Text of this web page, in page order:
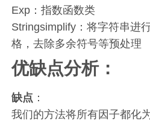
Exp：指数函数类
Stringsimplify：将字符串进
格，去除多余符号等预处理
优缺点分析：
缺点 ：
我们的方法将所有因子都化